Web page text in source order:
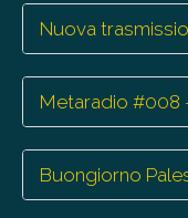
Nuova
Metaradio #008
Buongiorno